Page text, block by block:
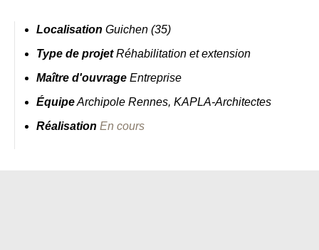
Localisation Guichen (35)
Type de projetRéhabilitation et extension
Maître d'ouvrage Entreprise
ÉquipeArchipole Rennes, KAPLA-Architectes
Réalisation En cours